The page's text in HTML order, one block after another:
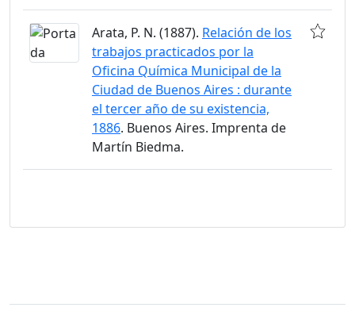
Arata, P. N. (1887). Relación de los
trabajos practicados por la
Oficina Química Municipal de la
Ciudad de Buenos Aires : durante
el tercer año de su existencia,
1886. Buenos Aires. Imprenta de
Martín Biedma.